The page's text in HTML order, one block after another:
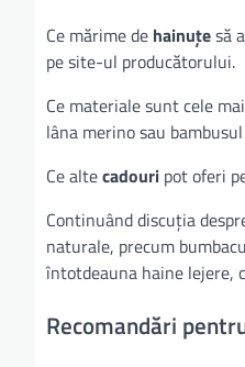
Ce mărime de hainuțesă
pe site-ul producătorului.
Ce materiale sunt cele
lâna merino sau
Ce altecadouri pot oferi
Continuând discuția
naturale, precum
întotdeauna haine lejere,
Recomandări